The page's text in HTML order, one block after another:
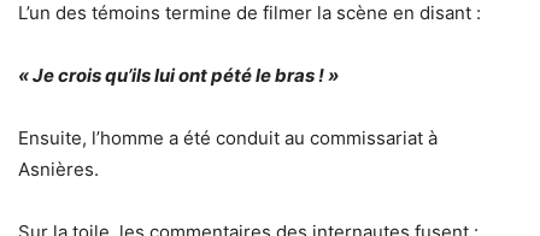
L’un des témoins termine de filmer la scène en disant :
« Je crois qu’ils lui ont pété le bras ! »
Ensuite, l’homme a été conduit au commissariat à
Asnières.